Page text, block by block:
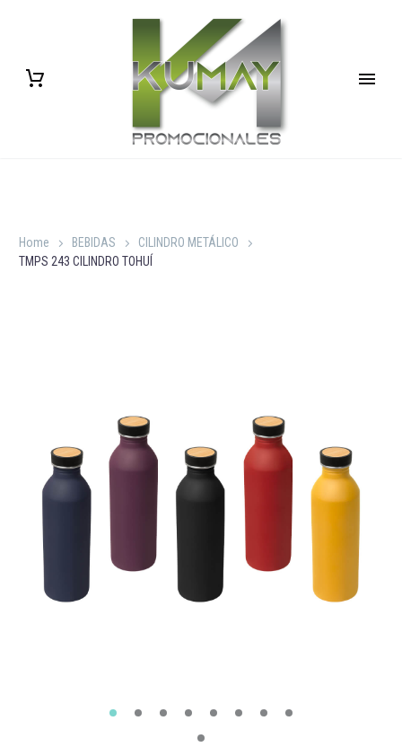
Home BEBIDAS
CILINDRO METÁLICO
TMPS 243 CILINDRO TOHUÍ